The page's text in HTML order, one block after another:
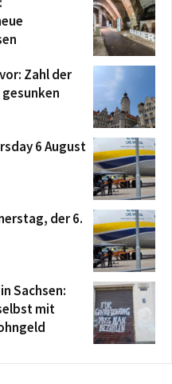
Zahl der
6 August
der 6.
Sachsen:
mit